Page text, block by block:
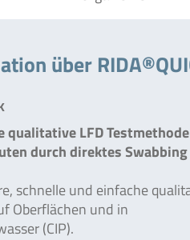
über
qualitative LFD
durch direktes
schnelle und einfache
Oberflächen und in
(CIP).